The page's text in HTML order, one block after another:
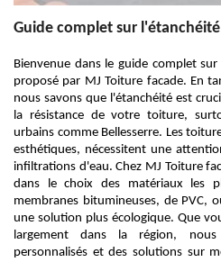
Guide complet sur
Bienvenue dans le guide complet
proposé par MJ Toiture facade. En
nous savons que l'étanchéité est
la résistance de votre toiture,
urbains comme Bellesserre. Les
esthétiques, nécessitent une
infiltrations d'eau. Chez MJ Toiture
dans le choix des matériaux les
membranes bitumineuses, de PVC,
une solution plus écologique. Que
largement dans la région,
personnalisés et des solutions sur